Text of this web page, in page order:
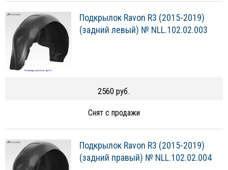
Подкрылок Ravon R3 (2015-2019)
(задний левый) № NLL.102.02.003
2560 руб.
Снят с продажи
Подкрылок Ravon R3 (2015-2019)
(задний правый) № NLL.102.02.004